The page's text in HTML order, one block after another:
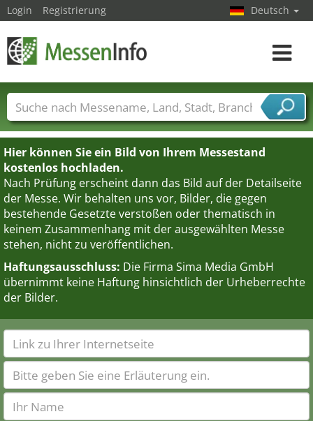
Hier können Sie ein Bild von Ihrem Messestand
kostenlos hochladen.
Nach Prüfung erscheint dann das Bild auf der Detailseite
der Messe. Wir behalten uns vor, Bilder, die gegen
bestehende Gesetzte verstoßen oder thematisch in
keinem Zusammenhang mit der ausgewählten Messe
stehen, nicht zu veröffentlichen.
Haftungsausschluss: Die Firma Sima Media GmbH
übernimmt keine Haftung hinsichtlich der Urheberrechte
der Bilder.
Login Registrierung Deutsch
Toggle
Messenamen Länder Städte
Branchen
Dienstleisterbranchen